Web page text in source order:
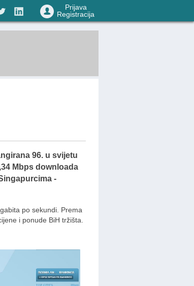
Prijava
Registracija
96. u svijetu
Mbps downloada
-
po sekundi. Prema
i ponude BiH tržišta.